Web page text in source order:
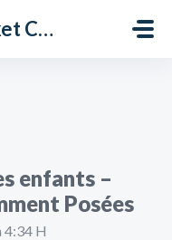
RoomRaccoon Ticket Centre
enfants –
Posées
4:34 H